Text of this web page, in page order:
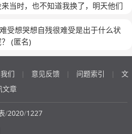
当时，也不知道我换了，明天他们
了，但是就是很紧张(匿名)
受想哭想自残很难受是出于什么状
(匿名)
们 | 意见反馈 | 问题索引 |
文
文章
/2020/1227